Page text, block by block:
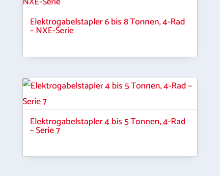
Elektrogabelstapler 6 bis 8 Tonnen, 4-Rad
– NXE-Serie
Elektrogabelstapler 4 bis 5 Tonnen, 4-Rad
– Serie 7